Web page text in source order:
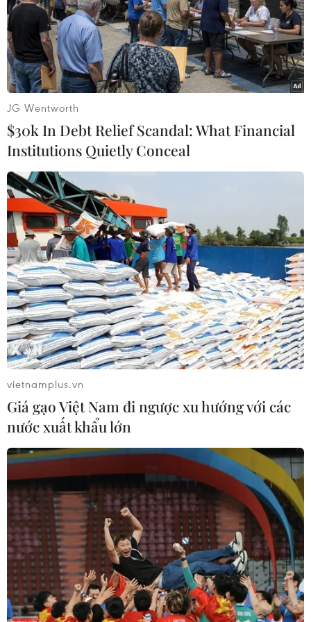
Độc đáo mô hình “Máy vớt rác làm từ rác”
của giảng viên trẻ
28/03/2022 22:47
Giảng viên trẻ Huỳnh Ngọc Thái Anh, Khoa Công nghệ
Thông tin và Truyền thông, Đại học Cần Thơ chế tạo
thành công máy vớt rác WSCA 2.0 với hơn 70% thành
phần cấu tạo được làm từ vật liệu tái chế.
Từ năm 2026, nhà bán lẻ cung cấp túi
nylon dùng một lần sẽ bị xử phạt
JG Wentworth
$30k In Debt Relief Scandal: What Financial
Institutions Quietly Conceal
vietnamplus.vn
Giá gạo Việt Nam đi ngược xu hướng với các
nước xuất khẩu lớn